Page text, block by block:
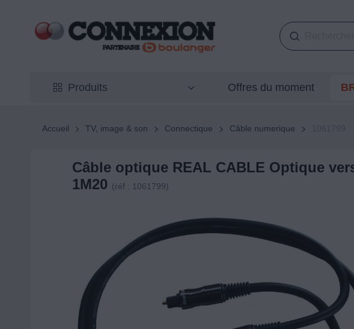
Produits Offres du moment
Accueil TV, image & son Connectique Câble numerique
Câble optique REAL CABLE Optique
1M20 (réf : 1061799)